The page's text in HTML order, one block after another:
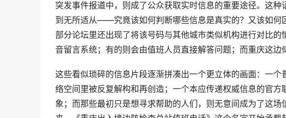
突发事件报道中，则成了公众获取实时信息的重要途径。这
到无所适从——究竟该如何判断哪些信息是真实的？又该如何
部分论坛里还出现了将该号码与其他城市类似机构进行对比
音留言系统；有的则会由值班人员直接解答问题；而重庆这边
这些看似琐碎的信息片段逐渐拼凑出一个更立体的画面：一
络空间里被反复解构和再创造；一个本应传递权威信息的官
象；而那些最初只是想寻求帮助的人们，则无意间成为了这